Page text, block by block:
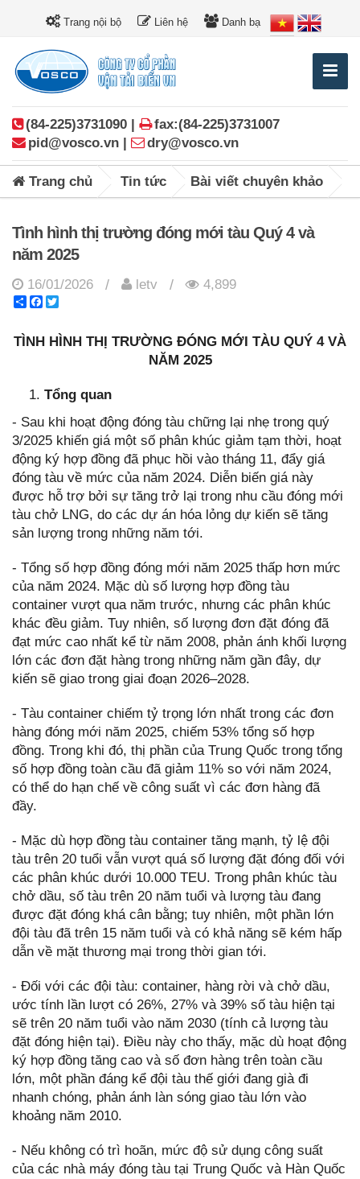
Trang nội bộ Liên hệ Danh bạ
(84-225)3731090 |
fax:(84-225)3731007
pid@vosco.vn |
dry@vosco.vn
Trang chủ Tin tức Bài viết chuyên khảo
Tình hình thị trường đóng mới tàu Quý 4 và
năm 2025
16/01/2026 / letv /
4,899
ShareFacebook
TÌNH HÌNH THỊ TRƯỜNG ĐÓNG MỚI TÀU QUÝ 4 VÀ
NĂM 2025
Tổng quan
- Sau khi hoạt động đóng tàu chững lại nhẹ trong quý
3/2025 khiến giá một số phân khúc giảm tạm thời, hoạt
động ký hợp đồng đã phục hồi vào tháng 11, đẩy giá
đóng tàu về mức của năm 2024. Diễn biến giá này
được hỗ trợ bởi sự tăng trở lại trong nhu cầu đóng mới
tàu chở LNG, do các dự án hóa lỏng dự kiến sẽ tăng
sản lượng trong những năm tới.
- Tổng số hợp đồng đóng mới năm 2025 thấp hơn mức
của năm 2024. Mặc dù số lượng hợp đồng tàu
container vượt qua năm trước, nhưng các phân khúc
khác đều giảm. Tuy nhiên, số lượng đơn đặt đóng đã
đạt mức cao nhất kể từ năm 2008, phản ánh khối lượng
lớn các đơn đặt hàng trong những năm gần đây, dự
kiến sẽ giao trong giai đoạn 2026–2028.
- Tàu container chiếm tỷ trọng lớn nhất trong các đơn
hàng đóng mới năm 2025, chiếm 53% tổng số hợp
đồng. Trong khi đó, thị phần của Trung Quốc trong tổng
số hợp đồng toàn cầu đã giảm 11% so với năm 2024,
có thể do hạn chế về công suất vì các đơn hàng đã
đầy.
- Mặc dù hợp đồng tàu container tăng mạnh, tỷ lệ đội
tàu trên 20 tuổi vẫn vượt quá số lượng đặt đóng đối với
các phân khúc dưới 10.000 TEU. Trong phân khúc tàu
chở dầu, số tàu trên 20 năm tuổi và lượng tàu đang
được đặt đóng khá cân bằng; tuy nhiên, một phần lớn
đội tàu đã trên 15 năm tuổi và có khả năng sẽ kém hấp
dẫn về mặt thương mại trong thời gian tới.
- Đối với các đội tàu: container, hàng rời và chở dầu,
ước tính lần lượt có 26%, 27% và 39% số tàu hiện tại
sẽ trên 20 năm tuổi vào năm 2030 (tính cả lượng tàu
đặt đóng hiện tại). Điều này cho thấy, mặc dù hoạt động
ký hợp đồng tăng cao và số đơn hàng trên toàn cầu
lớn, một phần đáng kể đội tàu thế giới đang già đi
nhanh chóng, phản ánh làn sóng giao tàu lớn vào
khoảng năm 2010.
- Nếu không có trì hoãn, mức độ sử dụng công suất
của các nhà máy đóng tàu tại Trung Quốc và Hàn Quốc